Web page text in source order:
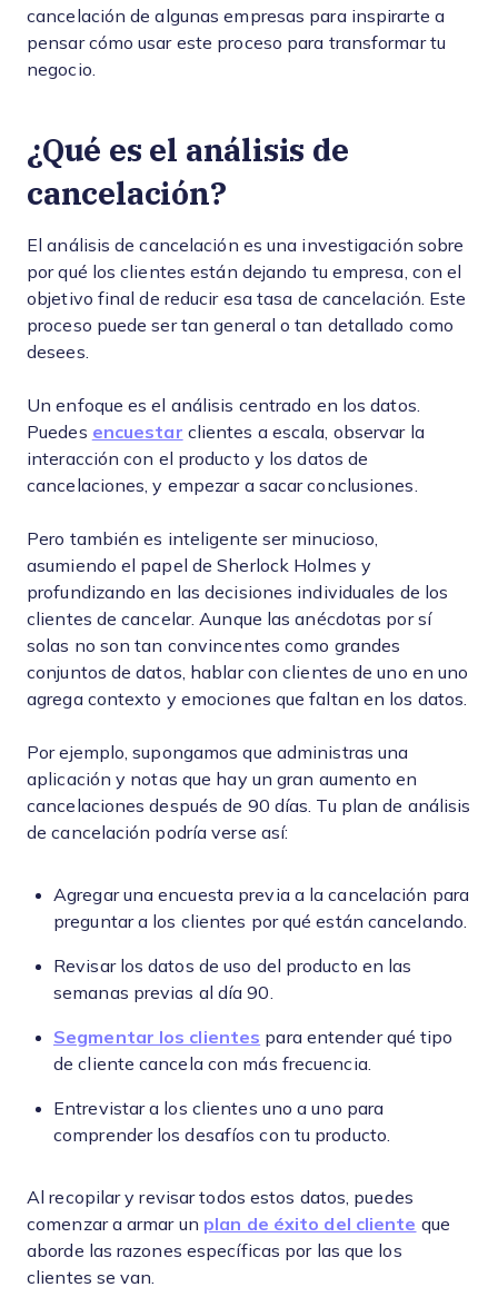
cancelación de algunas empresas para inspirarte a
pensar cómo usar este proceso para transformar tu
negocio.
¿Qué es el análisis de
cancelación?
El análisis de cancelación es una investigación sobre
por qué los clientes están dejando tu empresa, con el
objetivo final de reducir esa tasa de cancelación. Este
proceso puede ser tan general o tan detallado como
desees.
Un enfoque es el análisis centrado en los datos.
Puedes encuestar clientes a escala, observar la
interacción con el producto y los datos de
cancelaciones, y empezar a sacar conclusiones.
Pero también es inteligente ser minucioso,
asumiendo el papel de Sherlock Holmes y
profundizando en las decisiones individuales de los
clientes de cancelar. Aunque las anécdotas por sí
solas no son tan convincentes como grandes
conjuntos de datos, hablar con clientes de uno en uno
agrega contexto y emociones que faltan en los datos.
Por ejemplo, supongamos que administras una
aplicación y notas que hay un gran aumento en
cancelaciones después de 90 días. Tu plan de análisis
de cancelación podría verse así:
Agregar una encuesta previa a la cancelación para
preguntar a los clientes por qué están cancelando.
Revisar los datos de uso del producto en las
semanas previas al día 90.
Segmentar los clientes para entender qué tipo
de cliente cancela con más frecuencia.
Entrevistar a los clientes uno a uno para
comprender los desafíos con tu producto.
Al recopilar y revisar todos estos datos, puedes
comenzar a armar un plan de éxito del cliente que
aborde las razones específicas por las que los
clientes se van.